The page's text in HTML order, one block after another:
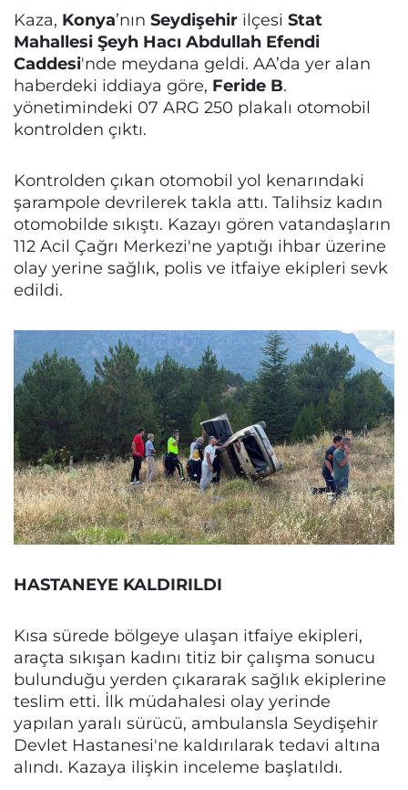
Kaza, Konya’nın Seydişehir ilçesi Stat
Mahallesi Şeyh Hacı Abdullah Efendi
Caddesi'nde meydana geldi. AA’da yer alan
haberdeki iddiaya göre, Feride B.
yönetimindeki 07 ARG 250 plakalı otomobil
kontrolden çıktı.
Kontrolden çıkan otomobil yol kenarındaki
şarampole devrilerek takla attı. Talihsiz kadın
otomobilde sıkıştı. Kazayı gören vatandaşların
112 Acil Çağrı Merkezi'ne yaptığı ihbar üzerine
olay yerine sağlık, polis ve itfaiye ekipleri sevk
edildi.
HASTANEYE KALDIRILDI
Kısa sürede bölgeye ulaşan itfaiye ekipleri,
araçta sıkışan kadını titiz bir çalışma sonucu
bulunduğu yerden çıkararak sağlık ekiplerine
teslim etti. İlk müdahalesi olay yerinde
yapılan yaralı sürücü, ambulansla Seydişehir
Devlet Hastanesi'ne kaldırılarak tedavi altına
alındı. Kazaya ilişkin inceleme başlatıldı.